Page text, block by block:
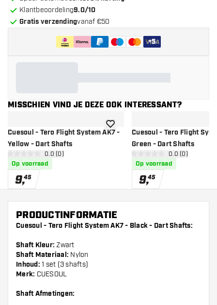
Klantbeoordeling9.0/10
Gratis verzendingvanaf €50
+5
MISSCHIEN VIND JE DEZE OOK INTERESSANT?
Cuesoul - Tero Flight System AK7 -
Yellow - Dart Shafts
open reviews drawer
0 score sterren0.0 (0)
Op voorraad
9,45
toevoegen aan verlanglijst
Cuesoul - Tero Flight
Green - Dart Shafts
open reviews
0 score sterren0.0 (0)
Op voorraad
9,45
PRODUCTINFORMATIE
Cuesoul - Tero Flight System AK7 - Black - Dart Shafts:
Shaft Kleur: Zwart
Shaft Materiaal: Nylon
Inhoud: 1 set (3 shafts)
Merk: CUESOUL
Shaft Afmetingen: